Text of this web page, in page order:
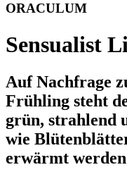
ORACULUM
Sensualist
Auf Nachfrage
Frühling steht
grün, strahlend
wie
erwärmt